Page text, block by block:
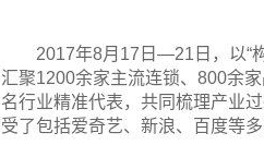
2017年8月17日—21日，以“
汇聚1200余家主流连锁、800余
名行业精准代表，共同梳理产业
受了包括爱奇艺、新浪、百度等